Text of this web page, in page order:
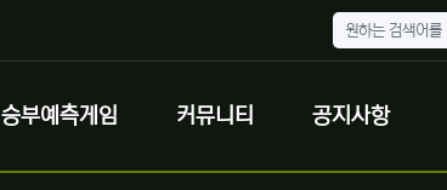
승부예측게임 커뮤니티 공지사항